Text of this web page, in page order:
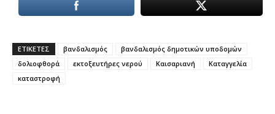
ΕΤΙΚΕΤΕΣ βανδαλισμός
βανδαλισμός δημοτικών υποδομών
δολιοφθορά
εκτοξευτήρες νερού Καισαριανή
Καταγγελία
καταστροφή